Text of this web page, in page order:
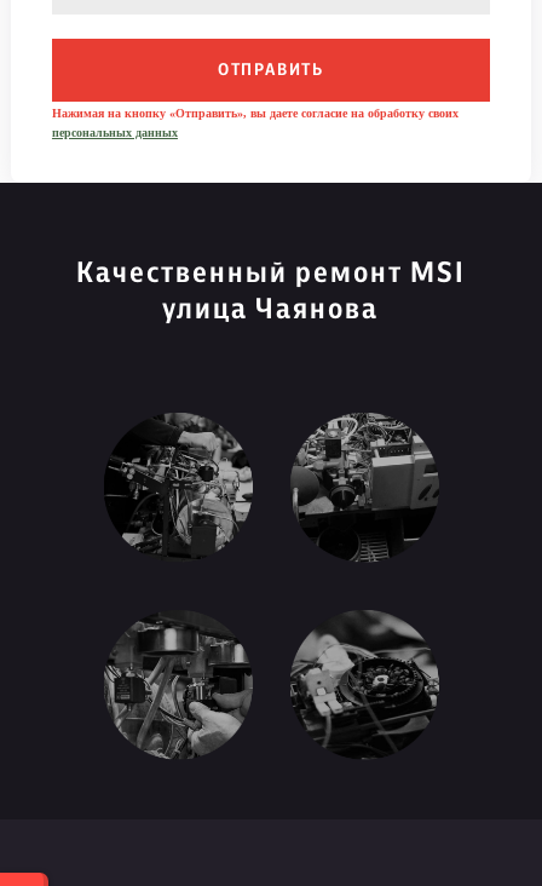
ОТПРАВИТЬ
Нажимая на кнопку «Отправить», вы даете согласие на обработку своих
персональных данных
Качественный ремонт MSI
улица Чаянова